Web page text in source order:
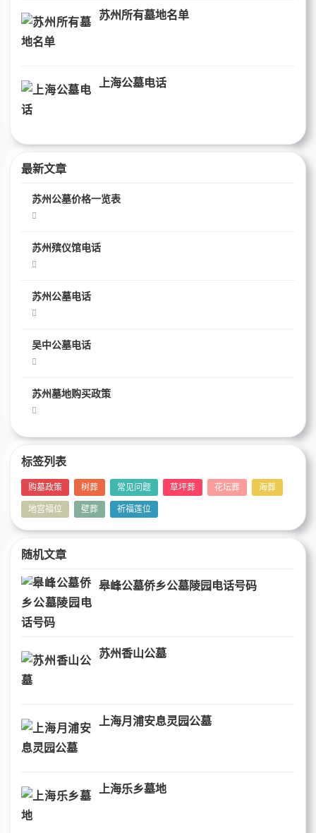
苏州所有墓地名单
上海公墓电话
最新文章
苏州公墓价格一览表
苏州殡仪馆电话
苏州公墓电话
吴中公墓电话
苏州墓地购买政策
标签列表
购墓政策 树葬 常见问题 草坪葬 花坛葬 海葬
地宫福位 壁葬 祈福莲位
随机文章
皋峰公墓侨乡公墓陵园电话号码
苏州香山公墓
上海月浦安息灵园公墓
上海乐乡墓地